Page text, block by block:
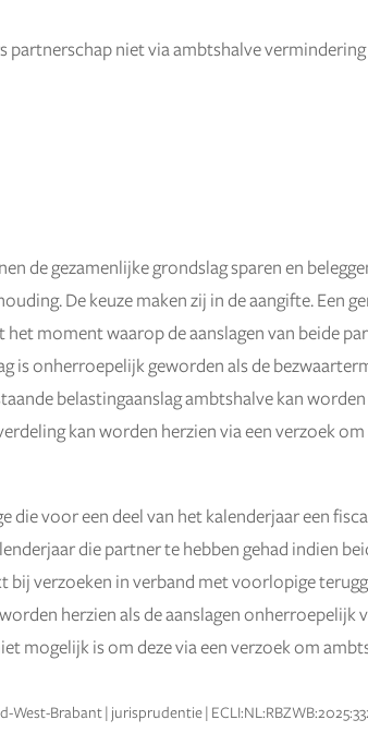
partnerschap niet via ambtshalve vermindering
de gezamenlijke grondslag sparen en
De keuze maken zij in de aangifte. Een
moment waarop de aanslagen van beide
is onherroepelijk geworden als de
belastingaanslag ambtshalve kan
kan worden herzien via een verzoek
die voor een deel van het kalenderjaar een
die partner te hebben gehad indien
bij verzoeken in verband met voorlopige
herzien als de aanslagen onherroepelijk
mogelijk is om deze via een verzoek om
West-Brabant | jurisprudentie |